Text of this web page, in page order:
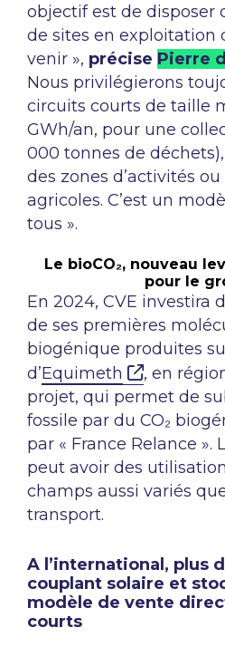
objectif est de disposer
de sites en exploitation
venir », précise Pierre
Nous privilégierons
circuits courts de taille
GWh/an, pour une
000 tonnes de
des zones d’activités
agricoles. C’est un
tous ».
Le bioCO₂, nouveau
pour le
En 2024, CVE investira
de ses premières
biogénique produites
d’Equimeth
, en
projet, qui permet de
fossile par du CO₂
par « France Relance ».
peut avoir des
champs aussi variés
transport.
A l’international, plus
couplant solaire et
modèle de vente
courts